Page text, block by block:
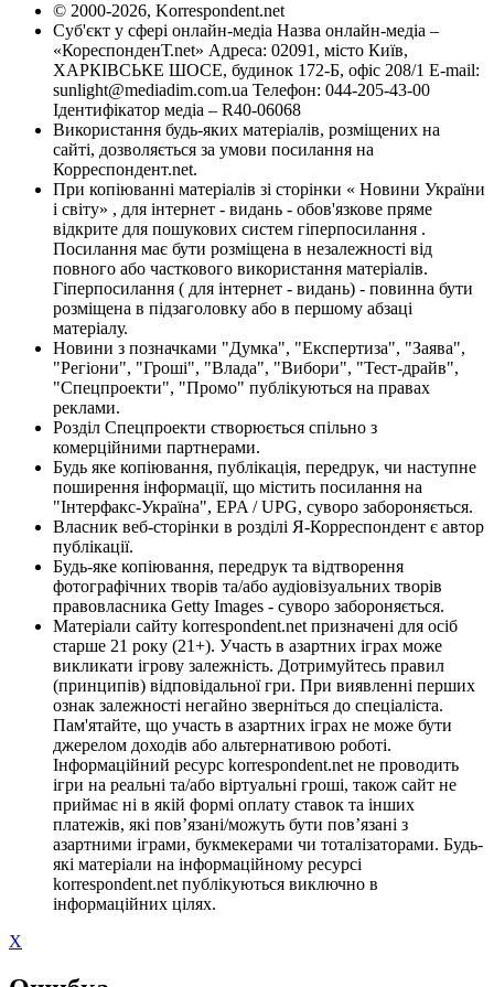
© 2000-2026, Korrespondent.net
Суб'єкт у сфері онлайн-медіа Назва онлайн-медіа –
«КореспонденТ.net» Адреса: 02091, місто Київ,
ХАРКІВСЬКЕ ШОСЕ, будинок 172-Б, офіс 208/1 E-mail:
sunlight@mediadim.com.ua Телефон: 044-205-43-00
Ідентифікатор медіа – R40-06068
Використання будь-яких матеріалів, розміщених на
сайті, дозволяється за умови посилання на
Корреспондент.net.
При копіюванні матеріалів зі сторінки « Новини України
і світу» , для інтернет - видань - обов'язкове пряме
відкрите для пошукових систем гіперпосилання .
Посилання має бути розміщена в незалежності від
повного або часткового використання матеріалів.
Гіперпосилання ( для інтернет - видань) - повинна бути
розміщена в підзаголовку або в першому абзаці
матеріалу.
Новини з позначками "Думка", "Експертиза", "Заява",
"Регіони", "Гроші", "Влада", "Вибори", "Тест-драйв",
"Спецпроекти", "Промо" публікуються на правах
реклами.
Розділ Спецпроекти створюється спільно з
комерційними партнерами.
Будь яке копіювання, публікація, передрук, чи наступне
поширення інформації, що містить посилання на
"Інтерфакс-Україна", EPA / UPG, суворо забороняється.
Власник веб-сторінки в розділі Я-Корреспондент є автор
публікації.
Будь-яке копіювання, передрук та відтворення
фотографічних творів та/або аудіовізуальних творів
правовласника Getty Images - суворо забороняється.
Матеріали сайту korrespondent.net призначені для осіб
старше 21 року (21+). Участь в азартних іграх може
викликати ігрову залежність. Дотримуйтесь правил
(принципів) відповідальної гри. При виявленні перших
ознак залежності негайно зверніться до спеціаліста.
Пам'ятайте, що участь в азартних іграх не може бути
джерелом доходів або альтернативою роботі.
Інформаційний ресурс korrespondent.net не проводить
ігри на реальні та/або віртуальні гроші, також сайт не
приймає ні в якій формі оплату ставок та інших
платежів, які пов’язані/можуть бути пов’язані з
азартними іграми, букмекерами чи тоталізаторами. Будь-
які матеріали на інформаційному ресурсі
korrespondent.net публікуються виключно в
інформаційних цілях.
X